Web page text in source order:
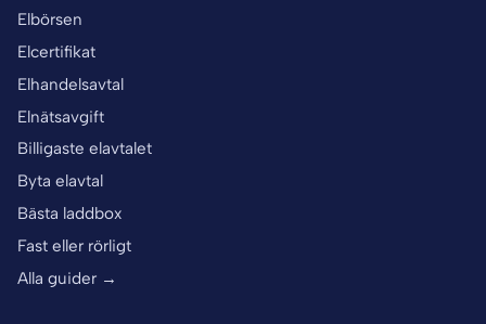
Elbörsen
Elcertifikat
Elhandelsavtal
Elnätsavgift
Billigaste elavtalet
Byta elavtal
Bästa laddbox
Fast eller rörligt
Alla guider →